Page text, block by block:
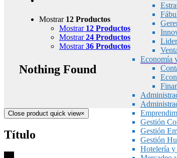
Economía
Gestión
Gestión
Gestión
Hotelería
Mostrar 12 Productos
Mostrar 12 Productos
Mostrar24 Productos
Mostrar36 Productos
Nothing Found
Close product quick view×
Título